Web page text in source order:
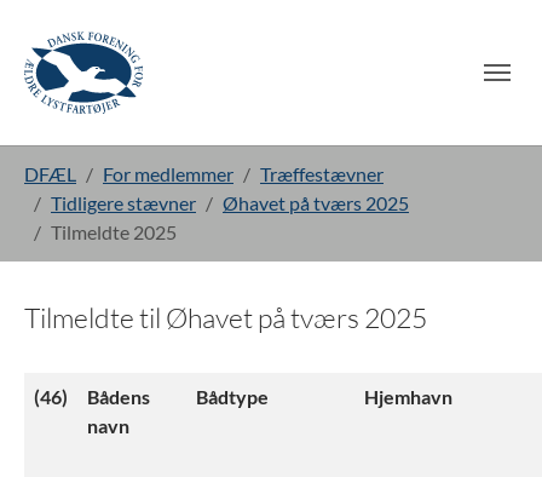
DFÆL For medlemmer
Træffestævner
Tidligere stævner
Øhavet på tværs 2025
Tilmeldte 2025
Tilmeldte til Øhavet på tværs 2025
(46)
Bådens
navn
Bådtype Hjemhavn